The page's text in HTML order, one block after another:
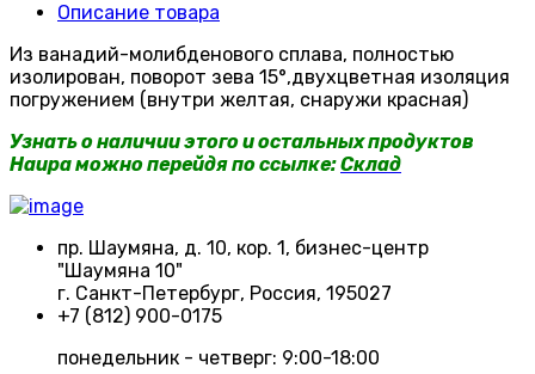
Описание товара
Из ванадий-молибденового сплава, полностью
изолирован, поворот зева 15°,двухцветная изоляция
погружением (внутри желтая, снаружи красная)
Узнать о наличии этого и остальных продуктов
Haupa можно перейдя по ссылке:Склад
пр. Шаумяна, д. 10, кор. 1, бизнес-центр
"Шаумяна 10"
г. Санкт-Петербург, Россия, 195027
+7 (812) 900-0175
понедельник - четверг: 9:00-18:00